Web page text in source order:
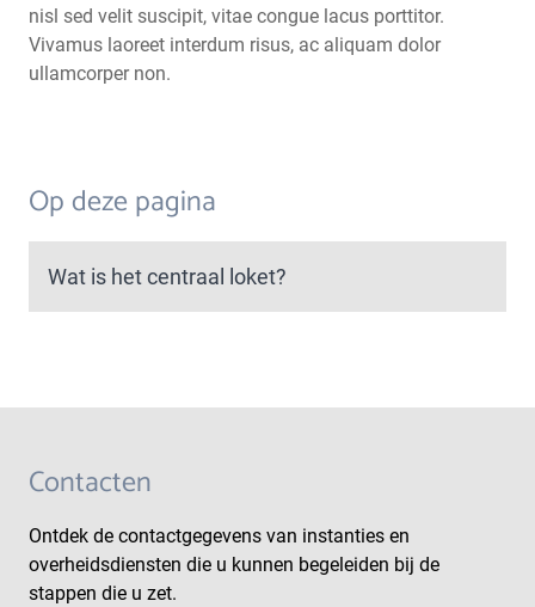
nisl sed velit suscipit, vitae congue lacus porttitor.
Vivamus laoreet interdum risus, ac aliquam dolor
ullamcorper non.
Op deze pagina
Wat is het centraal loket?
Contacten
Ontdek de contactgegevens van instanties en
overheidsdiensten die u kunnen begeleiden bij de
stappen die u zet.